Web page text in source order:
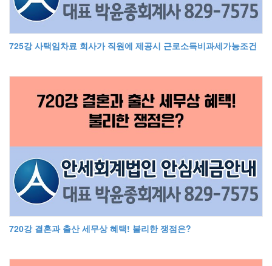
725강 사택임차료 회사가 직원에 제공시 근로소득비과세가능조건
720강 결혼과 출산 세무상 혜택! 불리한 쟁점은?